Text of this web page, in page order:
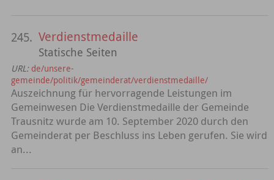
245. Verdienstmedaille
Statische Seiten
URL: de/unsere-
gemeinde/politik/gemeinderat/verdienstmedaille/
Auszeichnung für hervorragende Leistungen im
Gemeinwesen Die Verdienstmedaille der Gemeinde
Trausnitz wurde am 10. September 2020 durch den
Gemeinderat per Beschluss ins Leben gerufen. Sie wird
an...